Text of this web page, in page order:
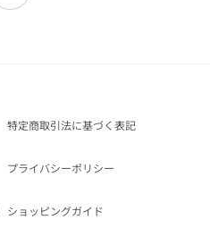
特定商取引法に基づく表記
プライバシーポリシー
ショッピングガイド